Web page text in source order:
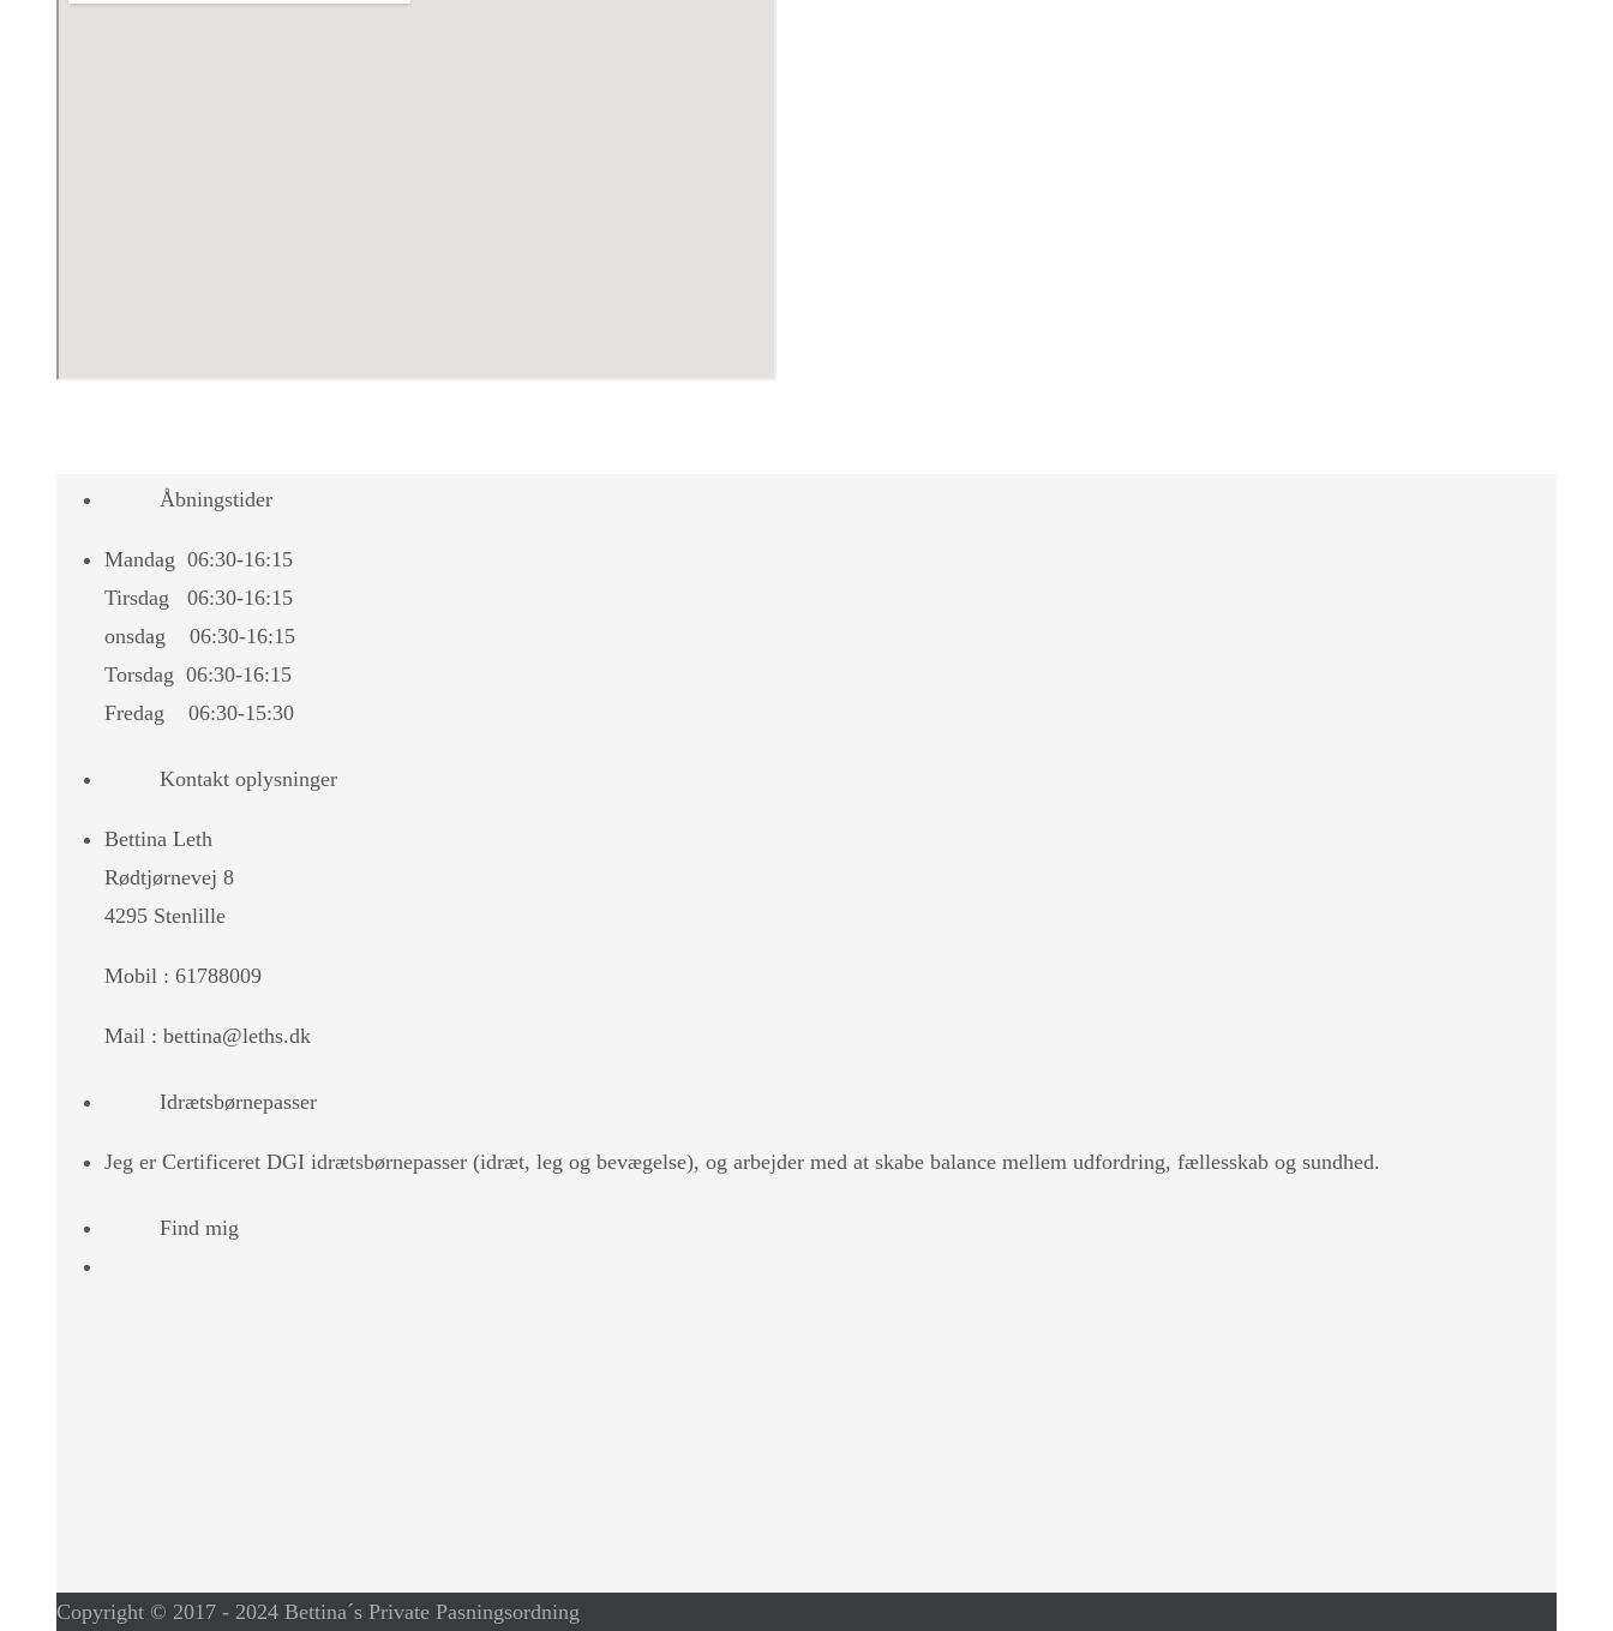
Åbningstider
Mandag 06:30-16:15
Tirsdag 06:30-16:15
onsdag 06:30-16:15
Torsdag 06:30-16:15
Fredag 06:30-15:30
Kontakt oplysninger
Bettina Leth
Rødtjørnevej 8
4295 Stenlille
Mobil : 61788009
Mail : bettina@leths.dk
Idrætsbørnepasser
Jeg er Certificeret DGI idrætsbørnepasser (idræt, leg og bevægelse), og arbejder med at skabe balance mellem udfordring, fællesskab og sundhed.
Find mig
Copyright © 2017 - 2024 Bettina´s Private Pasningsordning